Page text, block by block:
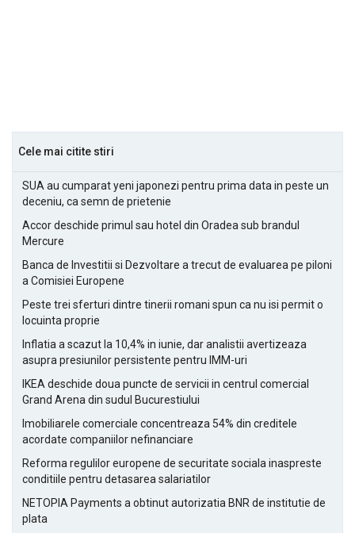
Cele mai citite stiri
SUA au cumparat yeni japonezi pentru prima data in peste un
deceniu, ca semn de prietenie
Accor deschide primul sau hotel din Oradea sub brandul
Mercure
Banca de Investitii si Dezvoltare a trecut de evaluarea pe piloni
a Comisiei Europene
Peste trei sferturi dintre tinerii romani spun ca nu isi permit o
locuinta proprie
Inflatia a scazut la 10,4% in iunie, dar analistii avertizeaza
asupra presiunilor persistente pentru IMM-uri
IKEA deschide doua puncte de servicii in centrul comercial
Grand Arena din sudul Bucurestiului
Imobiliarele comerciale concentreaza 54% din creditele
acordate companiilor nefinanciare
Reforma regulilor europene de securitate sociala inaspreste
conditiile pentru detasarea salariatilor
NETOPIA Payments a obtinut autorizatia BNR de institutie de
plata